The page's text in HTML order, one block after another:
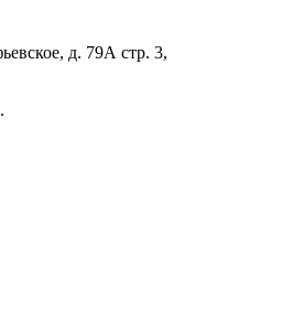
д. 79А стр. 3,